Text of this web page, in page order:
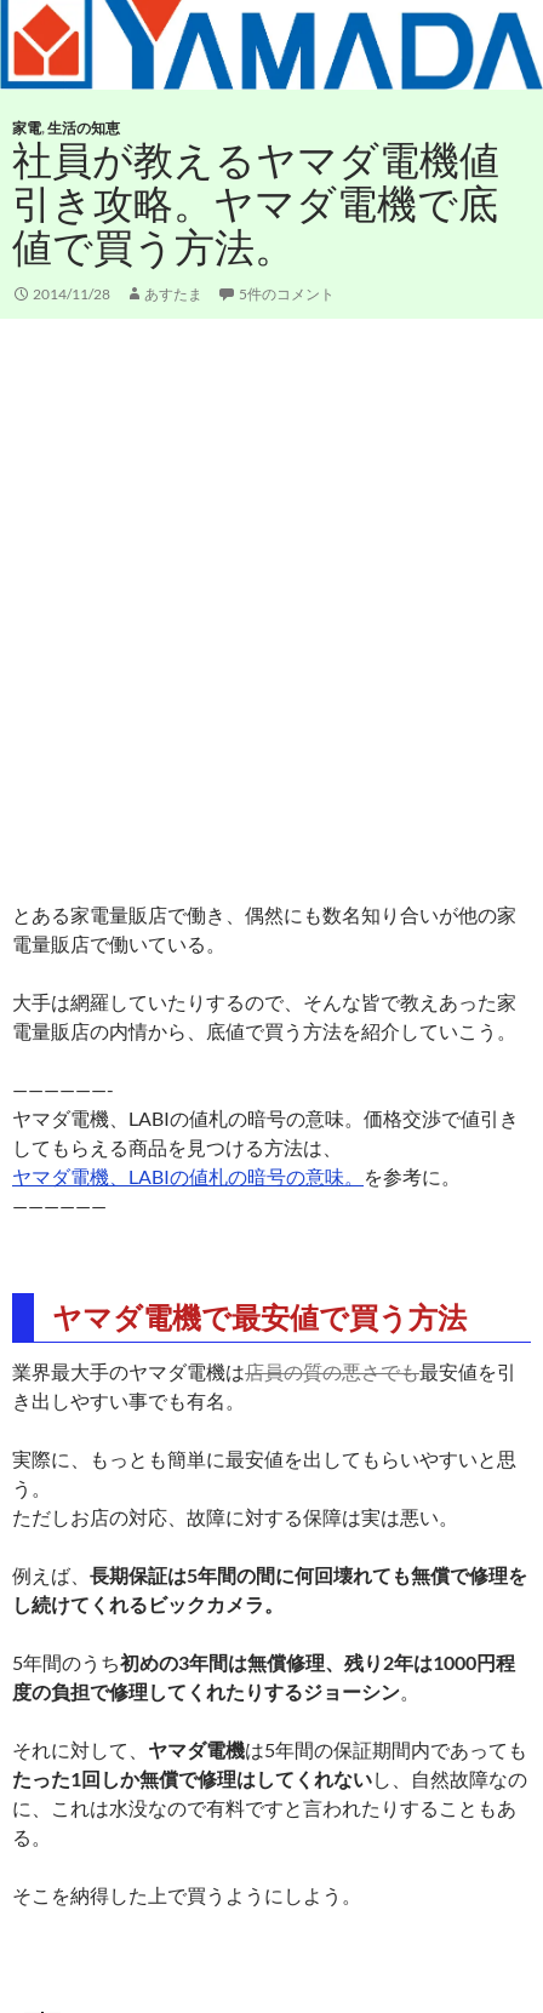
家電,生活の知恵
社員が教えるヤマダ電機値
引き攻略。ヤマダ電機で底
値で買う方法。
2014/11/28 あすたま 5件のコメント
とある家電量販店で働き、偶然にも数名知り合いが他の家
電量販店で働いている。
大手は網羅していたりするので、そんな皆で教えあった家
電量販店の内情から、底値で買う方法を紹介していこう。
——————-
ヤマダ電機、LABIの値札の暗号の意味。価格交渉で値引き
してもらえる商品を見つける方法は、
ヤマダ電機、LABIの値札の暗号の意味。
を参考に。
——————
ヤマダ電機で最安値で買う方法
業界最大手のヤマダ電機は店員の質の悪さでも最安値を引
き出しやすい事でも有名。
実際に、もっとも簡単に最安値を出してもらいやすいと思
う。
ただしお店の対応、故障に対する保障は実は悪い。
例えば、 長期保証は5年間の間に何回壊れても無償で修理を
し続けてくれるビックカメラ。
5年間のうち初めの3年間は無償修理、残り2年は1000円程
度の負担で修理してくれたりするジョーシン。
それに対して、 ヤマダ電機は5年間の保証期間内であっても
たった1回しか無償で修理はしてくれないし、自然故障なの
に、これは水没なので有料ですと言われたりすることもあ
る。
そこを納得した上で買うようにしよう。